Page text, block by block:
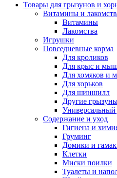
Товары для грызунов и
Витамины и
Витамины
Лакомства
Игрушки
Повседневные корма
Для кроликов
Для крыс и
Для хомяков и
Для хорьков
Для шиншилл
Другие
Универсальный
Содержание и уход
Гигиена и
Груминг
Домики и
Клетки
Миски поилки
Туалеты и